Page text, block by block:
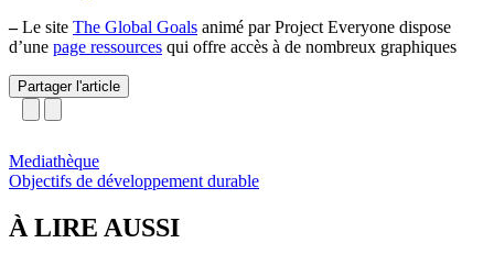
–Le site The Global Goals animé par Project Everyone dispose
d’une page ressources qui offre accès à de nombreux graphiques
Partager l'article
Mediathèque
Objectifs de développement durable
À LIRE AUSSI